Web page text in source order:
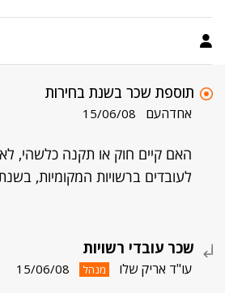
תוספת שכר בשנת בחירות
אחדהעם 15/06/08
האם קיים חוק או תקנה כלשהי,
לעובדים ברשויות המקומיות,
שכר עובדי רשויות
עו"ד אריק שלו מנהל 15/06/08